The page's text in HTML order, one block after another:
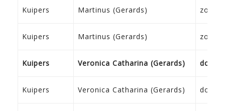
Kuipers Martinus (Gerards) zoon
Kuipers Martinus (Gerards) zoon
Kuipers Veronica Catharina (Gerards)
Kuipers Veronica Catharina (Gerards)